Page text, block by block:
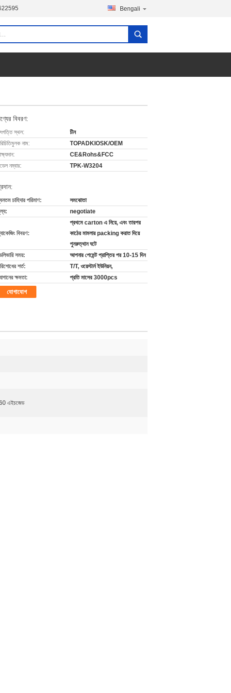
Bengali
বিবরণ:
স্থল:
চীন
নাম:
TOPADKIOSK/OEM
CE&Rohs&FCC
নম্বার:
TPK-W3204
চাহিদার পরিমাণ:
সমঝোতা
negotiate
বিবরণ:
প্রথমে carton এ নিয়ে, এবং তারপর
কাঠের মামলার packing করাত দিয়ে
পুনরুত্থান ঘটে
সময়:
আপনার পেমেন্ট প্রাপ্তির পর 10-15 দিন
শর্ত:
T/T, ওয়েস্টার্ন ইউনিয়ন,
ক্ষমতা:
প্রতি মাসের 3000pcs
যোগাযোগ
এইচজেড